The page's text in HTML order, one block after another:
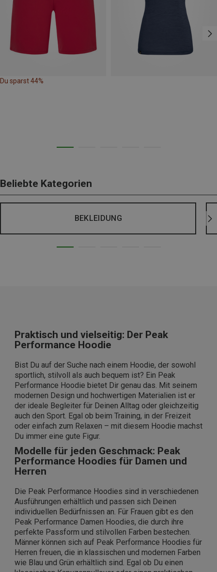
Du sparst 44%
Beliebte Kategorien
BEKLEIDUNG
Praktisch und vielseitig: Der Peak
Performance Hoodie
Bist Du auf der Suche nach einem Hoodie, der sowohl
sportlich, stilvoll als auch bequem ist? Ein Peak
Performance Hoodie bietet Dir genau das. Mit seinem
modernen Design und hochwertigen Materialien ist er
der ideale Begleiter für Deinen Alltag oder gleichzeitig
auch den Sport. Egal ob beim Training, in der Freizeit
oder einfach zum Relaxen – mit diesem Hoodie machst
Du immer eine gute Figur.
Modelle für jeden Geschmack: Peak
Performance Hoodies für Damen und
Herren
Die Peak Performance Hoodies sind in verschiedenen
Ausführungen erhältlich und passen sich Deinen
individuellen Bedürfnissen an. Für Frauen gibt es den
Peak Performance Damen Hoodies, die durch ihre
perfekte Passform und stilvollen Farben bestechen.
Männer können sich auf Peak Performance Hoodies für
Herren freuen, die in klassischen und modernen Farben
wie Blau und Grün erhältlich sind. Egal ob Du einen